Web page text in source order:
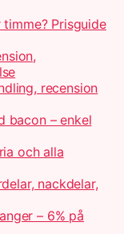
Prisguide
recension
bacon – enkel
och alla
nackdelar,
– 6% på